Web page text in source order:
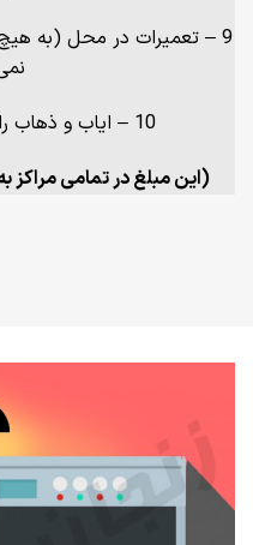
9 – تعمیرات در محل (به
10 – ایاب و ذهاب رایگان در صورت انجام کار
(این مبلغ در تمامی مراکز به مقدار 40000